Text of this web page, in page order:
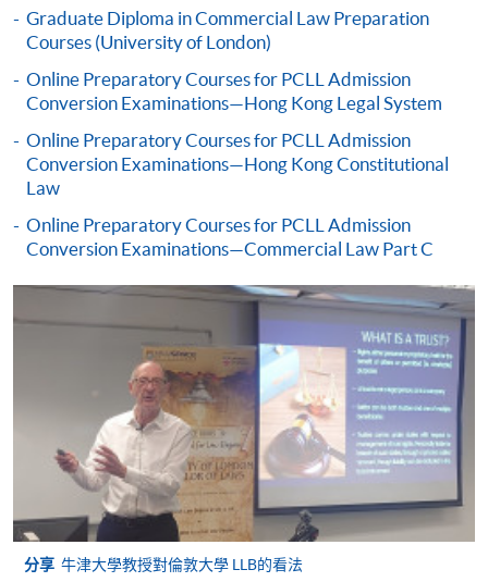
學生們也可以申請轉到倫敦大學繼續學習，包括通過
獲得在HKU SPACE學習倫敦大學全球法律學士課程所
法律學士課程的二年級甚至三年級。
點擊 此處
獲取
倫敦大學保留在發出註冊邀請前要求申請人提供其認
https://london.ac.uk/applications/how-apply/am-i-
qualified
Graduate Diploma in Commercial Law Preparation
Courses (University of London)
Online Preparatory Courses for PCLL Admission
Conversion Examinations—Hong Kong Legal System
Online Preparatory Courses for PCLL Admission
Conversion Examinations—Hong Kong Constitutional
Law
Online Preparatory Courses for PCLL Admission
Conversion Examinations—Commercial Law Part C
分享 牛津大學教授對倫敦大學 LLB的看法